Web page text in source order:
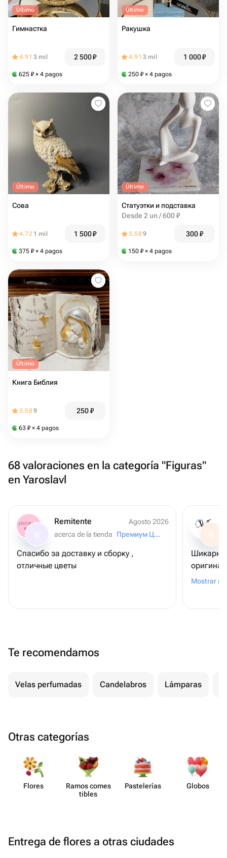
Último
Гимнастка
4.91 3 mil 2 500₽
625 ₽ × 4 pagos
Último
Ракушка
4.91 3 mil 1 000₽
250 ₽ × 4 pagos
Último
Сова
4.72 1 mil 1 500₽
375 ₽ × 4 pagos
Último
Статуэтки и подставка
Desde 2 un / 600 ₽
3.589 300₽
150 ₽ × 4 pagos
Último
Книга Библия
3.589 250₽
63 ₽ × 4 pagos
68 valoraciones en la categoría "Figuras"
en Yaroslavl
Remitente
Agosto 2026
acerca de la tienda
Премиум Цветы
Спасибо за доставку и сборку ,
отличные цветы
R
букета с
Mostrar
Te recomendamos
Velas perfumadas Candelabros Lámparas
Otras categorías
Flores
Ramos comes​
tibles
Paste​lerías Globos
Entrega de flores a otras ciudades